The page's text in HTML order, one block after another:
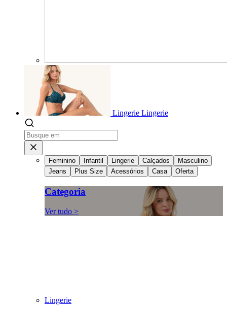
Lingerie Lingerie
Feminino Infantil Lingerie Calçados
Masculino
Jeans
Plus Size Acessórios Casa Oferta
Categoria
Ver tudo >
Lingerie